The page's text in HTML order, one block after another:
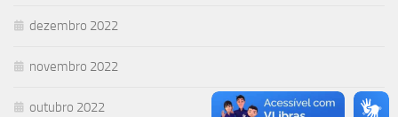
dezembro 2022
novembro 2022
outubro 2022